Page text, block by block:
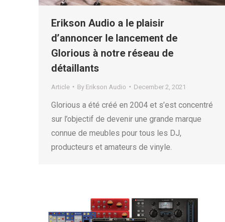
Erikson Audio a le plaisir
d’annoncer le lancement de
Glorious à notre réseau de
détaillants
Article By Erikson Audio December 2, 2021
Glorious a été créé en 2004 et s’est concentré
sur l’objectif de devenir une grande marque
connue de meubles pour tous les DJ,
producteurs et amateurs de vinyle.